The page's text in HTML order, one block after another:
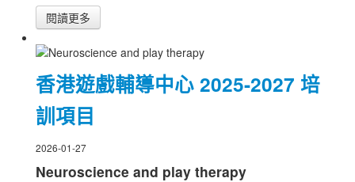
閱讀更多
香港遊戲輔導中心 2025-2027 培
訓項目
2026-01-27
Neuroscience and play therapy